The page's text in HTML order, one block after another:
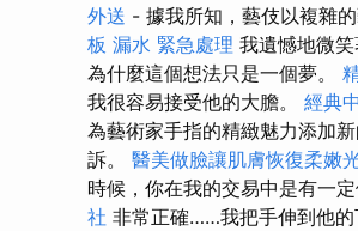
外送 - 據我所知，藝伎以複雜
板 漏水 緊急處理 我遺憾地微
為什麼這個想法只是一個夢。
我很容易接受他的大膽。 經典
為藝術家手指的精緻魅力添加
訴。 醫美做臉讓肌膚恢復柔嫩
時候，你在我的交易中是有一
社 非常正確……我把手伸到他的